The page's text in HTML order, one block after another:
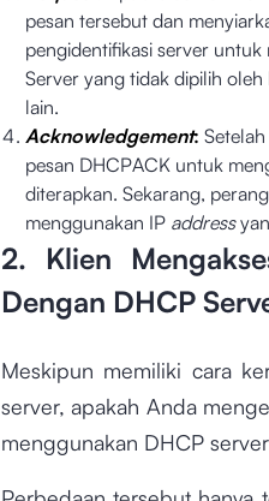
pesan tersebut dan
pengidentifikasi server
Server yang tidak dipilih
lain.
Acknowledgement:
pesan DHCPACK untuk
diterapkan. Sekarang,
menggunakan IP address
2. Klien
Dengan DHCP
Meskipun memiliki cara
server, apakah Anda
menggunakan DHCP